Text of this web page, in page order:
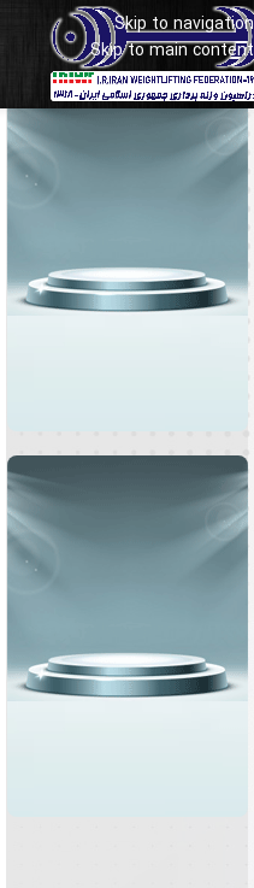
Skip to navigation
Skip to main content